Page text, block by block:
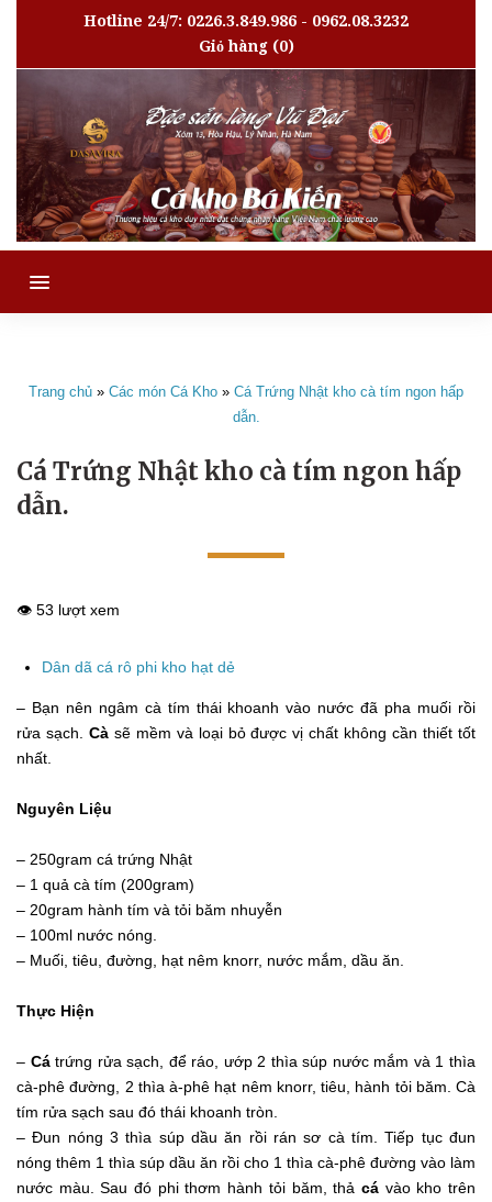
Hotline 24/7: 0226.3.849.986 - 0962.08.3232
Giỏ hàng(0)
MENU
Trang chủ » Các món Cá Kho » Cá Trứng Nhật kho cà tím ngon hấp
dẫn.
Cá Trứng Nhật kho cà tím ngon hấp
dẫn.
👁️ 53 lượt xem
Dân dã cá rô phi kho hạt dẻ
– Bạn nên ngâm cà tím thái khoanh vào nước đã pha muối rồi
rửa sạch. Càsẽ mềm và loại bỏ được vị chất không cần thiết tốt
nhất.
Nguyên Liệu
– 250gram cá trứng Nhật
– 1 quả cà tím (200gram)
– 20gram hành tím và tỏi băm nhuyễn
– 100ml nước nóng.
– Muối, tiêu, đường, hạt nêm knorr, nước mắm, dầu ăn.
Thực Hiện
– Cátrứng rửa sạch, để ráo, ướp 2 thìa súp nước mắm và 1 thìa
cà-phê đường, 2 thìa à-phê hạt nêm knorr, tiêu, hành tỏi băm. Cà
tím rửa sạch sau đó thái khoanh tròn.
– Đun nóng 3 thìa súp dầu ăn rồi rán sơ cà tím. Tiếp tục đun
nóng thêm 1 thìa súp dầu ăn rồi cho 1 thìa cà-phê đường vào làm
nước màu. Sau đó phi thơm hành tỏi băm, thả cávào kho trên